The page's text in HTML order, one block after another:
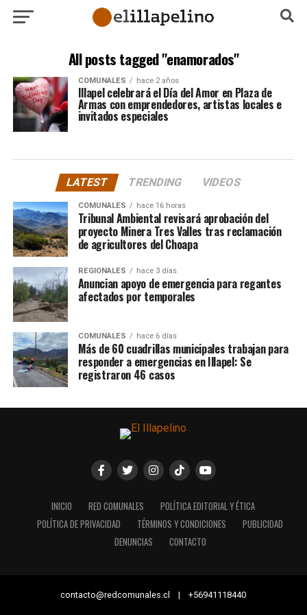
All posts tagged "enamorados"
COMUNALES hace 2 años
Illapel celebrará el Día del Amor en Plaza de
Armas con emprendedores, artistas locales e
invitados especiales
LATEST TRENDING VIDEOS
COMUNALES hace 16 horas
Tribunal Ambiental revisará aprobación del
proyecto Minera Tres Valles tras reclamación
de agricultores del Choapa
REGIONALES hace 3 días
Anuncian apoyo de emergencia para regantes
afectados por temporales
COMUNALES hace 6 días
Más de 60 cuadrillas municipales trabajan para
responder a emergencias en Illapel: Se
registraron 46 casos
INICIO RED COMUNALES
POLÍTICA EDITORIAL Y ÉTICA
POLÍTICA DE PRIVACIDAD
TÉRMINOS Y CONDICIONES
PUBLICIDAD
DENUNCIAS
CONTACTO
contacto@redcomunales.cl | +56941118440